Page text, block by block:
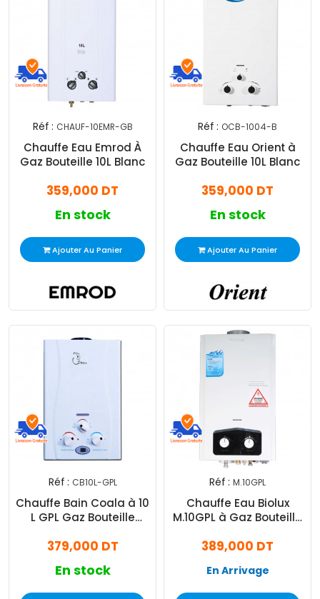
Réf : CHAUF-10EMR-GB
Chauffe Eau Emrod À
Gaz Bouteille 10L Blanc
359,000 DT
En stock
Ajouter Au Panier
Réf : OCB-1004-B
Chauffe Eau Orient à
Gaz Bouteille 10L Blanc
359,000 DT
En stock
Ajouter Au Panier
Réf : CB10L-GPL
Chauffe Bain Coala à 10
L GPL Gaz Bouteille
379,000 DT
En stock
Réf : M.10GPL
Chauffe Eau Biolux
M.10GPL à Gaz Bouteille
389,000 DT
En Arrivage